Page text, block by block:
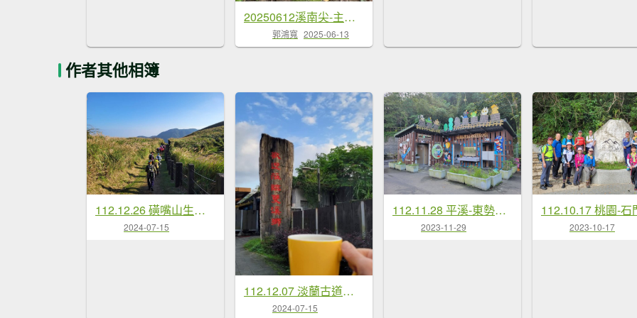
20250612溪南尖-主公山
郭鴻寬 2025-06-13
作者其他相簿
112.12.26 磺嘴山生態保護區
2024-07-15
112.12.07 淡蘭古道（雙溪-十分）
2024-07-15
112.11.28 平溪-東勢格越嶺古道
2023-11-29
112.10.17 桃園-石
2023-10-17